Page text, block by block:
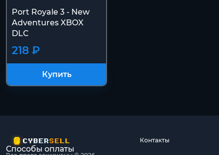
Port Royale 3 - New
Adventures XBOX
DLC
218 ₽
Купить
Контакты
Способы оплаты